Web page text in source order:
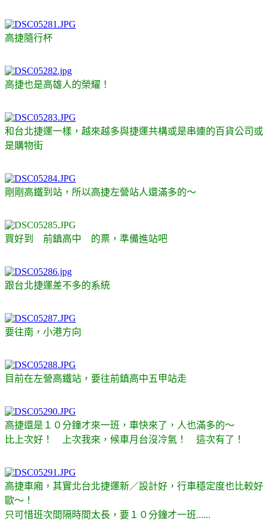
高捷隨行杯
高捷也是高雄人的榮耀！
和台北捷運一樣，越來越多與捷運共構或是串連的百貨公司或
是購物街
剛剛高鐵到站，所以高捷左營站人還滿多的～
買好到 前鎮高中 的票，準備進站吧
跟台北捷運差不多的系統
要往南，小港方向
目前在左營高鐵站，要往前鎮高中五甲站走
高捷還是１０分鐘才來一班，車快來了，人也滿多的～
比上次好！ 上次我來，候車月台沒冷氣！ 這次有了！
高捷車廂，其實北台北捷運新／設計好，行車穩定度也比較好
歐～！
只可惜班次間隔時間太長，要１０分鐘才一班......